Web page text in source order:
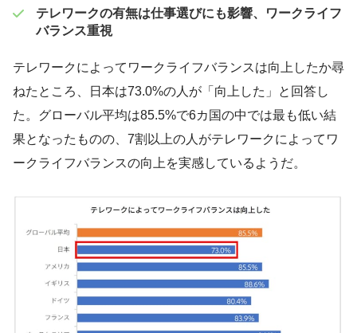
テレワークの有無は仕事選びにも影響、ワークライフ
バランス重視
テレワークによってワークライフバランスは向上したか尋
ねたところ、日本は73.0%の人が「向上した」と回答し
た。グローバル平均は85.5%で6カ国の中では最も低い結
果となったものの、7割以上の人がテレワークによってワ
ークライフバランスの向上を実感しているようだ。